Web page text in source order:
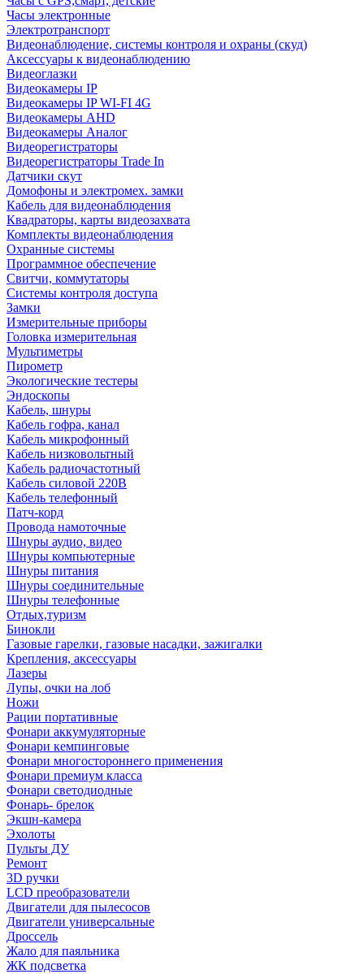
Часы электронные
Электротранспорт
Видеонаблюдение, системы контроля и охраны (скуд)
Аксессуары к видеонаблюдению
Видеоглазки
Видеокамеры IP
Видеокамеры IP WI-FI 4G
Видеокамеры AHD
Видеокамеры Аналог
Видеорегистраторы
Видеорегистраторы Trade In
Датчики скут
Домофоны и электромех. замки
Кабель для видеонаблюдения
Квадраторы, карты видеозахвата
Комплекты видеонаблюдения
Охранные системы
Программное обеспечение
Свитчи, коммутаторы
Системы контроля доступа
Замки
Измерительные приборы
Головка измерительная
Мультиметры
Пирометр
Экологические тестеры
Эндоскопы
Кабель, шнуры
Кабель гофра, канал
Кабель микрофонный
Кабель низковольтный
Кабель радиочастотный
Кабель силовой 220В
Кабель телефонный
Патч-корд
Провода намоточные
Шнуры аудио, видео
Шнуры компьютерные
Шнуры питания
Шнуры соединительные
Шнуры телефонные
Отдых,туризм
Бинокли
Газовые гарелки, газовые насадки, зажигалки
Крепления, аксессуары
Лазеры
Лупы, очки на лоб
Ножи
Рации портативные
Фонари аккумуляторные
Фонари кемпинговые
Фонари многостороннего применения
Фонари премиум класса
Фонари светодиодные
Фонарь- брелок
Экшн-камера
Эхолоты
Пульты ДУ
Ремонт
3D ручки
LCD преобразователи
Двигатели для пылесосов
Двигатели универсальные
Дроссель
Жало для паяльника
ЖК подсветка